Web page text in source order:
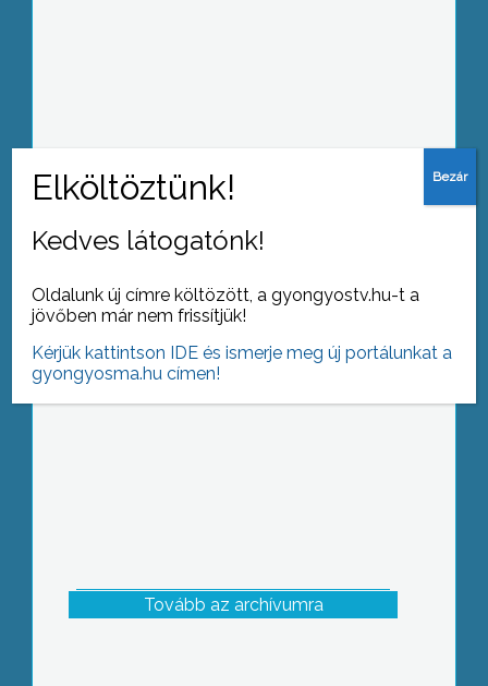
Gyöngyösön
Tovább az archívumra
Kedves látogatónk!
Oldalunk új címre költözött, a gyongyostv.hu-t a
jövőben már nem frissítjük!
Kérjük kattintson IDE és ismerje meg új portálunkat a
gyongyosma.hu címen!